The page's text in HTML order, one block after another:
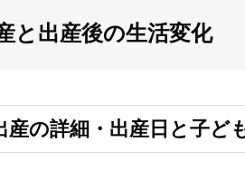
と出産後の生活変化
産の詳細・出産日と子ど